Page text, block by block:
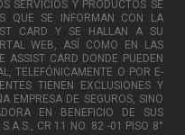
SERVICIOS Y PRODUCTOS SE
QUE SE INFORMAN CON LA
CARD Y SE HALLAN A SU
WEB, ASÍ COMO EN LAS
ASSIST CARD DONDE PUEDEN
TELEFÓNICAMENTE O POR E-
TIENEN EXCLUSIONES Y
EMPRESA DE SEGUROS, SINO
EN BENEFICIO DE SUS
CR 11 NO. 82 -01 PISO 8°